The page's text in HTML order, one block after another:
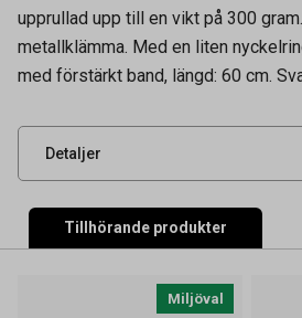
upprullad upp till en vikt på 300
metallklämma. Med en liten
med förstärkt band, längd: 60 cm.
Detaljer
Artikelnummer
Leverantörens
UNSPSC
Tillhörande produkter
Miljöval